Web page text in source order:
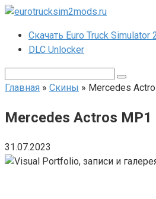
Перейти
контентуСкачать Euro Truck Simulator
DLC Unlocker
Главная » Скины » Mercedes
Mercedes Actros MP1
31.07.2023